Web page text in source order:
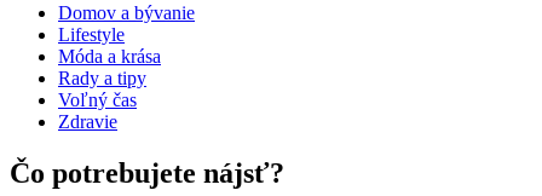
Domov a bývanie
Lifestyle
Móda a krása
Rady a tipy
Voľný čas
Zdravie
Čo potrebujete nájsť?